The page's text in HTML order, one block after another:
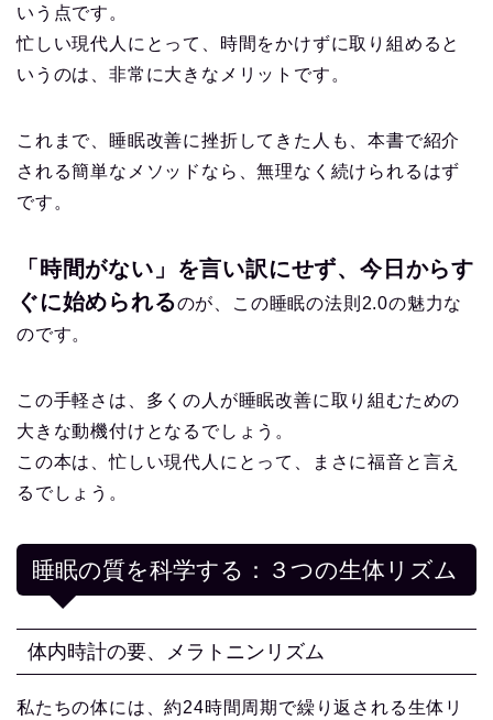
いう点です。
忙しい現代人にとって、時間をかけずに取り組めると
いうのは、非常に大きなメリットです。
これまで、睡眠改善に挫折してきた人も、本書で紹介
される簡単なメソッドなら、無理なく続けられるはず
です。
「時間がない」を言い訳にせず、今日からす
ぐに始められるのが、この睡眠の法則2.0の魅力な
のです。
この手軽さは、多くの人が睡眠改善に取り組むための
大きな動機付けとなるでしょう。
この本は、忙しい現代人にとって、まさに福音と言え
るでしょう。
睡眠の質を科学する：３つの生体リズム
体内時計の要、メラトニンリズム
私たちの体には、約24時間周期で繰り返される生体リ